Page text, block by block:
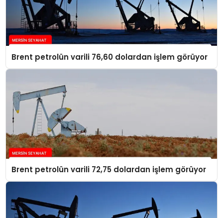
Brent petrolün varili 76,60 dolardan işlem görüyor
Brent petrolün varili 72,75 dolardan işlem görüyor